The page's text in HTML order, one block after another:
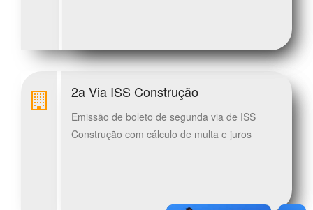
2a Via ISS Construção
Emissão de boleto de segunda via de ISS
Construção com cálculo de multa e juros